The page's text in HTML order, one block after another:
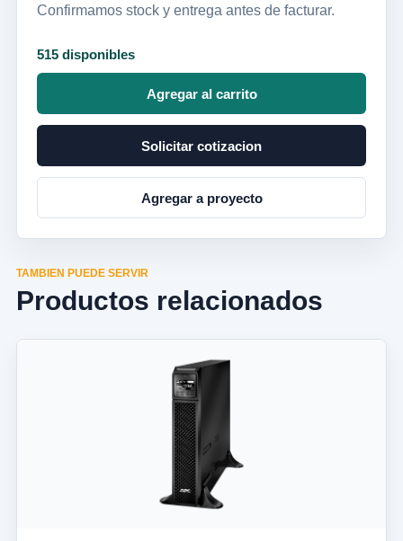
Confirmamos stock y entrega antes de facturar.
515 disponibles
Agregar al carrito
Solicitar cotizacion
Agregar a proyecto
TAMBIEN PUEDE SERVIR
Productos relacionados